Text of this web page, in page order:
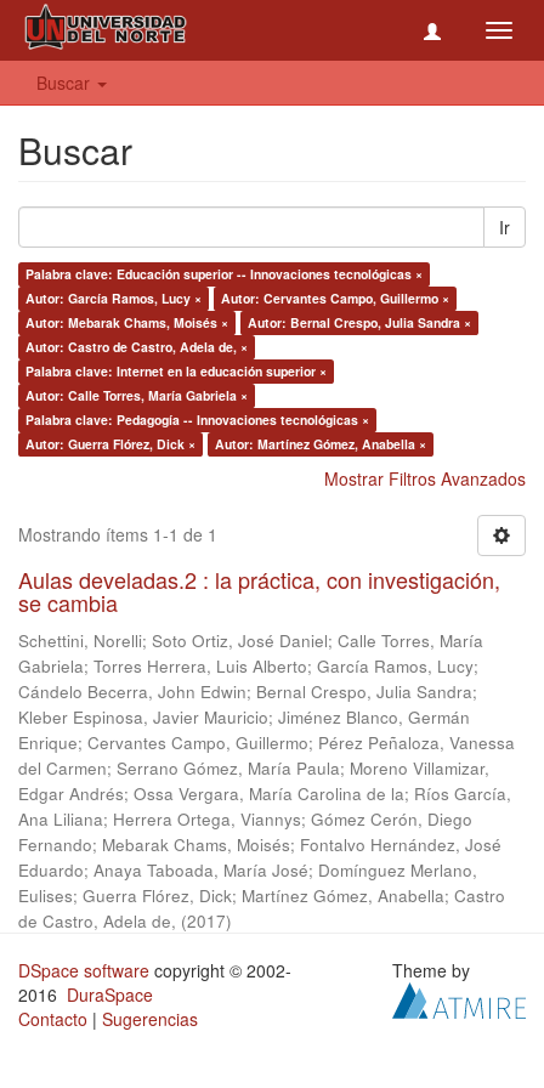
Buscar
Buscar
Ir
Palabra clave: Educación superior -- Innovaciones tecnológicas ×
Autor: García Ramos, Lucy ×
Autor: Cervantes Campo, Guillermo ×
Autor: Mebarak Chams, Moisés ×
Autor: Bernal Crespo, Julia Sandra ×
Autor: Castro de Castro, Adela de, ×
Palabra clave: Internet en la educación superior ×
Autor: Calle Torres, María Gabriela ×
Palabra clave: Pedagogía -- Innovaciones tecnológicas ×
Autor: Guerra Flórez, Dick ×
Autor: Martínez Gómez, Anabella ×
Mostrar Filtros Avanzados
Mostrando ítems 1-1 de 1
Aulas develadas.2 : la práctica, con investigación,
se cambia
Schettini, Norelli; Soto Ortiz, José Daniel; Calle Torres, María
Gabriela; Torres Herrera, Luis Alberto; García Ramos, Lucy;
Cándelo Becerra, John Edwin; Bernal Crespo, Julia Sandra;
Kleber Espinosa, Javier Mauricio; Jiménez Blanco, Germán
Enrique; Cervantes Campo, Guillermo; Pérez Peñaloza, Vanessa
del Carmen; Serrano Gómez, María Paula; Moreno Villamizar,
Edgar Andrés; Ossa Vergara, María Carolina de la; Ríos García,
Ana Liliana; Herrera Ortega, Viannys; Gómez Cerón, Diego
Fernando; Mebarak Chams, Moisés; Fontalvo Hernández, José
Eduardo; Anaya Taboada, María José; Domínguez Merlano,
Eulises; Guerra Flórez, Dick; Martínez Gómez, Anabella; Castro
de Castro, Adela de, (2017)
DSpace software copyright © 2002-
2016 DuraSpace
Contacto | Sugerencias
Theme by